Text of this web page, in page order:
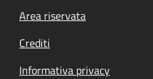
Footer menu
Area riservata
Crediti
Informativa privacy